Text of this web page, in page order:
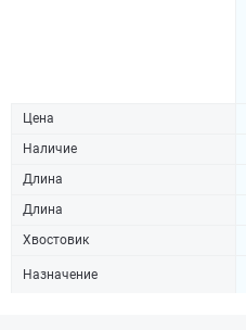
Цена
Наличие
Длина
Длина
Хвостовик
Назначение